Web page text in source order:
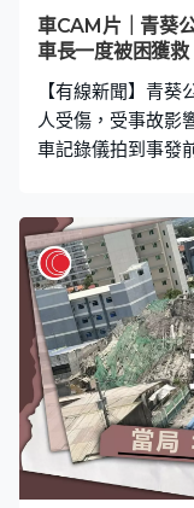
小時後完成清理恢
車CAM片｜青葵
車長一度被困獲救
【有線新聞】青
人受傷，受事故影
車記錄儀拍到事發
續向前行，再撞向
前方亦停泊一輛貨
一宗事故。 涉事的
機位置窗框變形。
頭機件幾乎外露。
留在地上。 而首
交通標誌壓扁。多
清醒，情況較嚴
有血跡，亦有人要
門方向有一段慢線